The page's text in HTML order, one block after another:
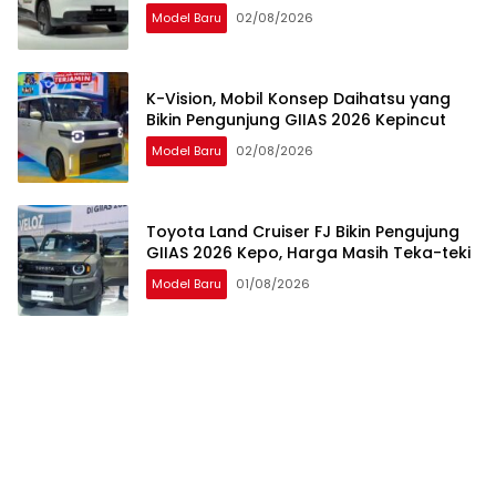
Model Baru 02/08/2026
K-Vision, Mobil Konsep Daihatsu yang
Bikin Pengunjung GIIAS 2026 Kepincut
Model Baru 02/08/2026
Toyota Land Cruiser FJ Bikin Pengujung
GIIAS 2026 Kepo, Harga Masih Teka-teki
Model Baru 01/08/2026